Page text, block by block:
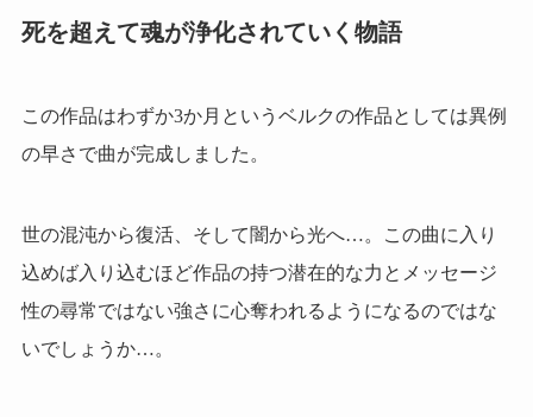
死を超えて魂が浄化されていく物語
この作品はわずか3か月というベルクの作品としては異例
の早さで曲が完成しました。
世の混沌から復活、そして闇から光へ…。この曲に入り
込めば入り込むほど作品の持つ潜在的な力とメッセージ
性の尋常ではない強さに心奪われるようになるのではな
いでしょうか…。